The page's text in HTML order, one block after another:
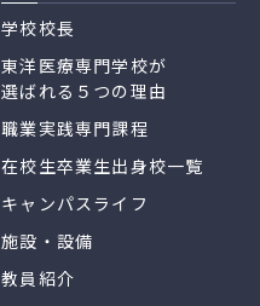
学校校長
東洋医療専門学校が
選ばれる５つの理由
職業実践専門課程
在校生卒業生出身校一覧
キャンパスライフ
施設・設備
教員紹介